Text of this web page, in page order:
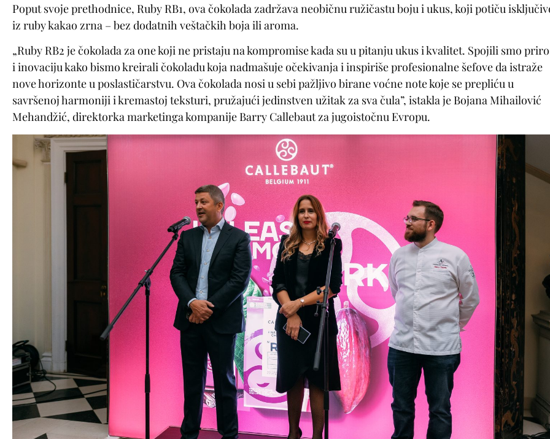
Poput svoje prethodnice, Ruby RB1, ova čokolada zadržava neobičnu ružičastu boju i ukus, koji potiču
iz ruby kakao zrna – bez dodatnih veštačkih boja ili aroma.
„Ruby RB2 je čokolada za one koji ne pristaju na kompromise kada su u pitanju ukus i kvalitet. Spojili smo
i inovaciju kako bismo kreirali čokoladu koja nadmašuje očekivanja i inspiriše profesionalne šefove da istraže
nove horizonte u poslastičarstvu. Ova čokolada nosi u sebi pažljivo birane voćne note koje se prepliću u
savršenoj harmoniji i kremastoj teksturi, pružajući jedinstven užitak za sva čula”, istakla je Bojana Mihailović
Mehandžić, direktorka marketinga kompanije Barry Callebaut za jugoistočnu Evropu.